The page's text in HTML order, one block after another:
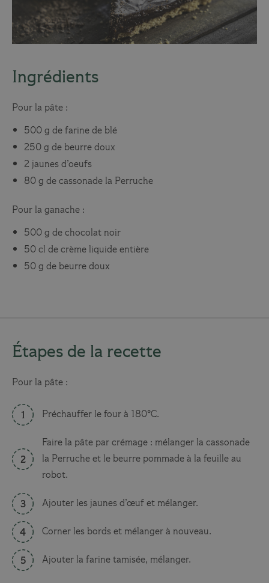
Ingrédients
Pour la pâte :
500 g de farine de blé
250 g de beurre doux
2 jaunes d’oeufs
80 g de cassonade la Perruche
Pour la ganache :
500 g de chocolat noir
50 cl de crème liquide entière
50 g de beurre doux
Étapes de la recette
Pour la pâte :
Préchauffer le four à 180°C.
Faire la pâte par crémage : mélanger la cassonade
la Perruche et le beurre pommade à la feuille au
robot.
Ajouter les jaunes d’œuf et mélanger.
Corner les bords et mélanger à nouveau.
Ajouter la farine tamisée, mélanger.